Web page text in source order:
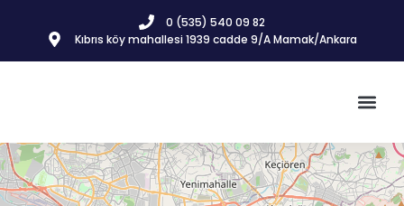
0 (535) 540 09 82
Kıbrıs köy mahallesi 1939 cadde 9/A Mamak/Ankara